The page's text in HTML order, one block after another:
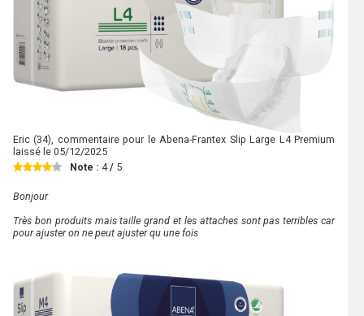
Eric (34), commentaire pour le Abena-Frantex Slip Large L4 Premium
laissé le 05/12/2025
Note : 4/ 5
Bonjour
Très bon produits mais taille grand et les attaches sont pas terribles car
pour ajuster on ne peut ajuster qu une fois